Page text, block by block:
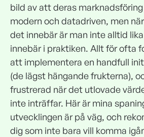
bild av att deras
modern och datadriven, men
det innebär är man inte alltid
innebär i praktiken. Allt för ofta
att implementera en handfull
(de lägst hängande frukterna),
frustrerad när det utlovade
inte inträffar. Här är mina
utvecklingen är på väg, och
dig som inte bara vill komma